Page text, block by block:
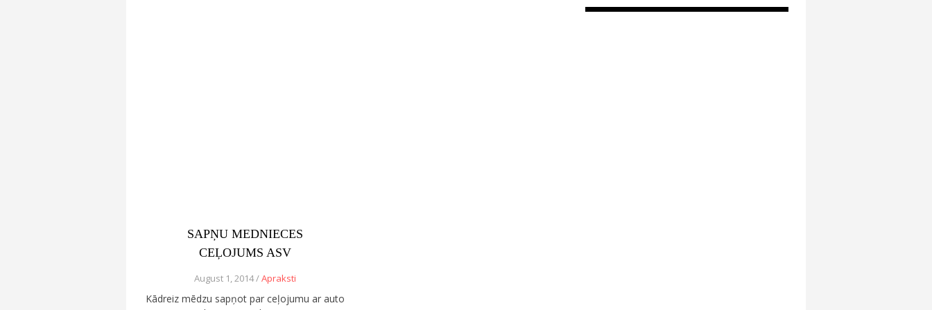
SAPŅU MEDNIECES
CEĻOJUMS ASV
August 1, 2014 /Apraksti
Kādreiz mēdzu sapņot par ceļojumu ar auto